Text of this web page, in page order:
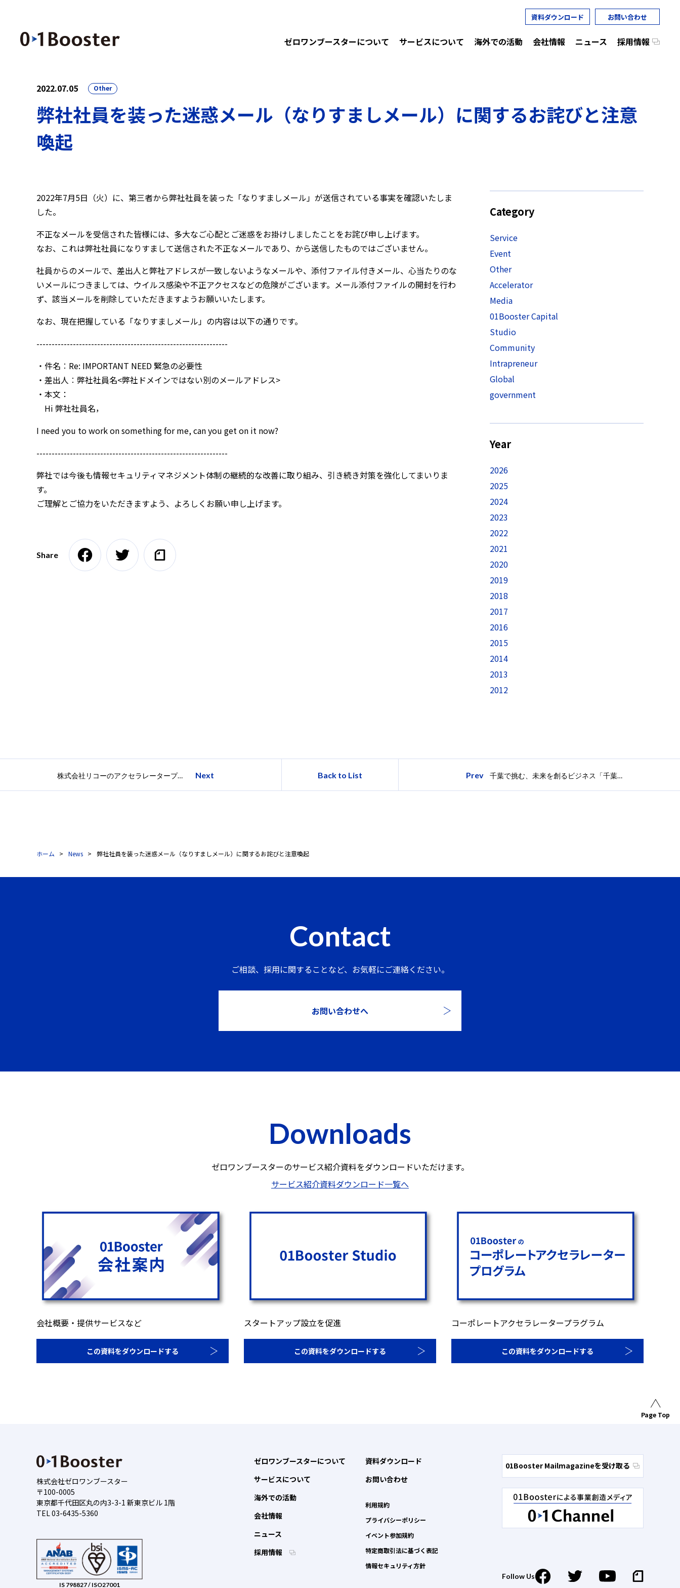
資料ダウンロード お問い合わせ
ゼロワンブースターについて サービスについて 海外での活動 会社情報 ニュース 採用情報
2022.07.05 Other
弊社社員を装った迷惑メール（なりすましメール）に関するお詫びと注意
喚起
2022年7月5日（火）に、第三者から弊社社員を装った「なりすましメール」が送信されている事実を確認いたしま
した。
不正なメールを受信された皆様には、多大なご心配とご迷惑をお掛けしましたことをお詫び申し上げます。
なお、これは弊社社員になりすまして送信された不正なメールであり、から送信したものではございません。
社員からのメールで、差出人と弊社アドレスが一致しないようなメールや、添付ファイル付きメール、心当たりのな
いメールにつきましては、ウイルス感染や不正アクセスなどの危険がございます。メール添付ファイルの開封を行わ
ず、該当メールを削除していただきますようお願いいたします。
なお、現在把握している「なりすましメール」の内容は以下の通りです。
---------------------------------------------------------------
・件名︰Re: IMPORTANT NEED 緊急の必要性
・差出人︰弊社社員名<弊社ドメインではない別のメールアドレス>
・本文：
Hi 弊社社員名，
I need you to work on something for me, can you get on it now?
---------------------------------------------------------------
弊社では今後も情報セキュリティマネジメント体制の継続的な改善に取り組み、引き続き対策を強化してまいりま
す。
ご理解とご協力をいただきますよう、よろしくお願い申し上げます。
Share
Category
Service
Event
Other
Accelerator
Media
01Booster Capital
Studio
Community
Intrapreneur
Global
government
Year
2026
2025
2024
2023
2022
2021
2020
2019
2018
2017
2016
2015
2014
2013
2012
株式会社リコーのアクセラレータープログラム「TRIBUS 2022」のビジネスプラン募集を開始。～「明るい未来をつくる」をテーマに、スタートアップ企業との事業共創をさらに強化～ Next Back to List Prev 千葉で挑む、未来を創るビジネス「千葉市アクセラレーションプログラム（C-CAP）」スタートアップ＆事業家を募集開始！
ホーム News 弊社社員を装った迷惑メール（なりすましメール）に関するお詫びと注意喚起
Contact
ご相談、採用に関することなど、 お気軽にご連絡ください。
お問い合わせへ
Downloads
ゼロワンブースターのサービス紹介資料をダウンロードいただけます。
サービス紹介資料ダウンロード一覧へ
会社概要・提供サービスなど
この資料をダウンロードする
スタートアップ設立を促進
この資料をダウンロードする
コーポレートアクセラレータープラグラム
この資料をダウンロードする
Page Top
株式会社ゼロワンブースター
〒100-0005
東京都千代田区丸の内3-3-1 新東京ビル 1階
TEL 03-6435-5360
ゼロワンブースターについて
サービスについて
海外での活動
会社情報
ニュース
採用情報
資料ダウンロード
お問い合わせ
利用規約
プライバシーポリシー
イベント参加規約
特定商取引法に基づく表記
情報セキュリティ方針
01Booster Mailmagazineを受け取る
Follow Us
IS 798827 / ISO27001